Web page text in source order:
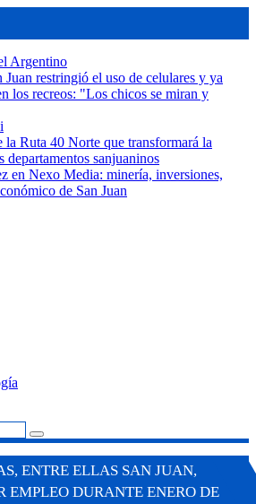
Argentino
restringió el uso de celulares y ya
los recreos: "Los chicos se miran y
la Ruta 40 Norte que transformará la
departamentos sanjuaninos
en Nexo Media: minería, inversiones,
de San Juan
ENTRE ELLAS SAN JUAN,
EMPLEO DURANTE ENERO DE